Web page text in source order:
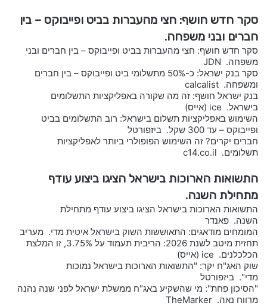
סקר חדש חושף: חצי מהעברות בביט ופייבוקס – בין
חברים ובני משפחה.
סקר חדש חושף: חצי מהעברות בביט ופייבוקס – בין חברים ובני
משפחה. JDN
סקר בנק ישראל: כ-50% מתשלומי ביט ופייבוקס – בין חברים
ומשפחה. calcalist
בנק ישראל חושף: זה מה שקורה באפליקציות התשלומים
בישראל. ice (אייס)
השימוש באפליקציות תשלום בישראל: רוב התשלומים בביט
ופייבוקס – עד 300 שקל. ביזפורטל
חברים יקרים? זה השימוש הפופולרי ביותר לאפליקציות
תשלומים. c14.co.il
התשואות הארוכות בישראל הציגו ביצוע עודף
מתחילת השנה.
התשואות הארוכות בישראל הציגו ביצוע עודף מתחילת
השנה. פאנדר
המומחים מודאגים: התאוששות השוק בישראל איטית מדי. מעריב
תחזית מיטב לשנת 2026: הריבית תעמוד על 3.75%, זו המלצת
הכלכלנים. ice (אייס)
שוק האג"ח יקר: "התשואות הארוכות בישראל נמוכות
מדי". ביזפורטל
"הסיכון פחת": מי שהשקיע באג"ח ממשלת ישראל לפני שנה נהנה
מרווח נאה. TheMarker